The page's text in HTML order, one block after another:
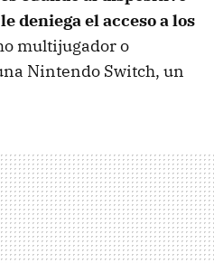
deniega el acceso a los
multijugador o
Nintendo Switch, un